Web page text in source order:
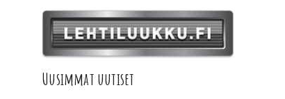
Uusimmat uutiset